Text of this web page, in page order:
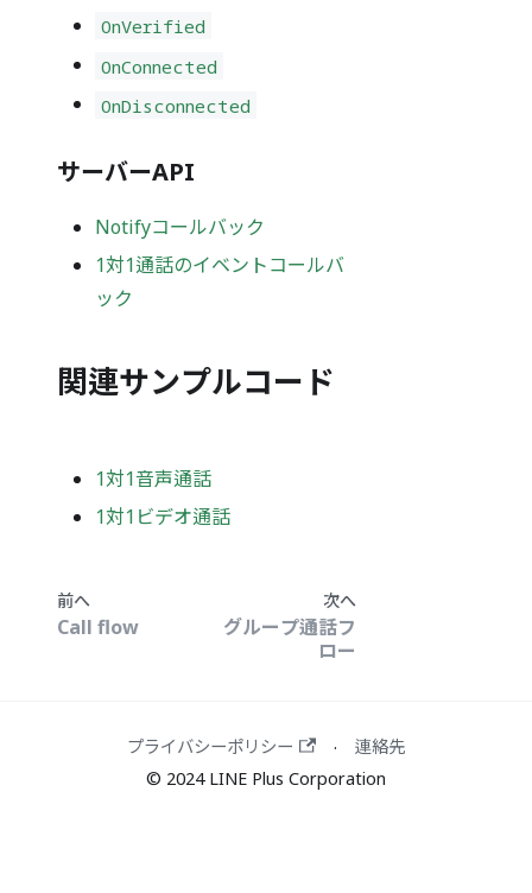
OnVerified
OnConnected
OnDisconnected
サーバーAPI
Notifyコールバック
1対1通話のイベントコールバ
ック
関連サンプルコード
1対1音声通話
1対1ビデオ通話
前へ
Call flow
次へ
グループ通話フ
ロー
プライバシーポリシー ·
連絡先
© 2024 LINE Plus Corporation